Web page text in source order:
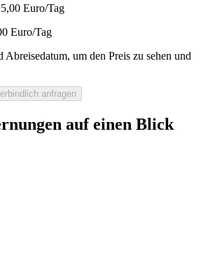
Euro/Tag
Euro/Tag
um den Preis zu sehen und
anfragen
auf einen Blick